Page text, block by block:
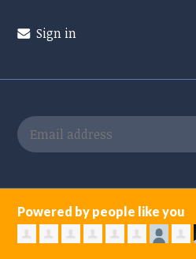
Sign in
Powered by people like you